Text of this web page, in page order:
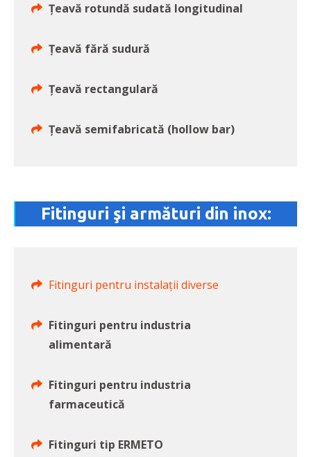
Ţeavă rotundă sudată longitudinal
Ţeavă fără sudură
Ţeavă rectangulară
Ţeavă semifabricată (hollow bar)
Fitinguri şi armături din inox:
Fitinguri pentru instalaţii diverse
Fitinguri pentru industria
alimentară
Fitinguri pentru industria
farmaceutică
Fitinguri tip ERMETO